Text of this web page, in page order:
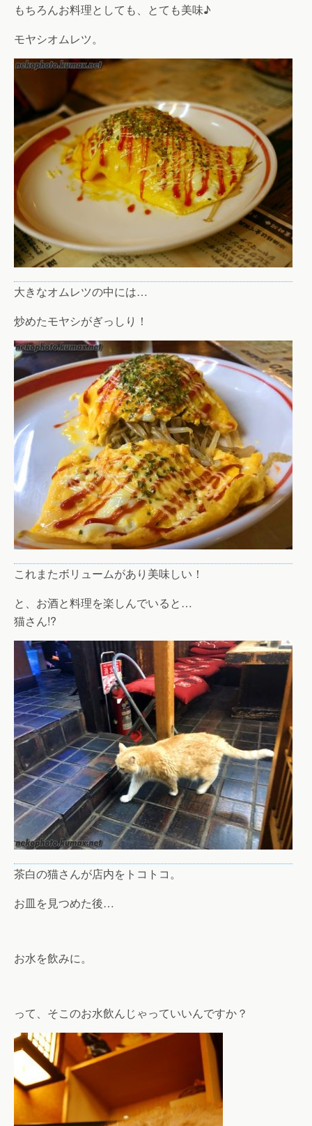
もちろんお料理としても、とても美味♪
モヤシオムレツ。
大きなオムレツの中には…
炒めたモヤシがぎっしり！
これまたボリュームがあり美味しい！
と、お酒と料理を楽しんでいると…
猫さん!?
茶白の猫さんが店内をトコトコ。
お皿を見つめた後…
お水を飲みに。
って、そこのお水飲んじゃっていいんですか？